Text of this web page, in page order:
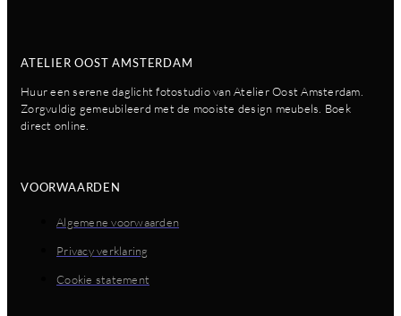
ATELIER OOST AMSTERDAM
Huur een serene daglicht fotostudio van Atelier Oost Amsterdam.
Zorgvuldig gemeubileerd met de mooiste design meubels. Boek
direct online.
VOORWAARDEN
Algemene voorwaarden
Privacy verklaring
Cookie statement